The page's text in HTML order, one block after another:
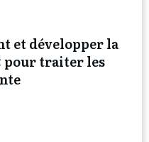
et développer la
pour traiter les